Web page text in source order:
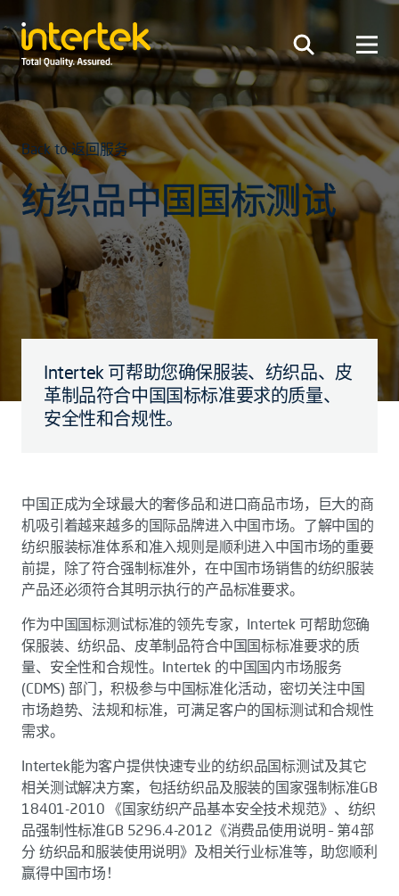
Back to 返回服务
纺织品中国国标测试
Intertek 可帮助您确保服装、纺织品、皮
革制品符合中国国标标准要求的质量、
安全性和合规性。
中国正成为全球最大的奢侈品和进口商品市场，巨大的商
机吸引着越来越多的国际品牌进入中国市场。了解中国的
纺织服装标准体系和准入规则是顺利进入中国市场的重要
前提，除了符合强制标准外，在中国市场销售的纺织服装
产品还必须符合其明示执行的产品标准要求。
作为中国国标测试标准的领先专家，Intertek 可帮助您确
保服装、纺织品、皮革制品符合中国国标标准要求的质
量、安全性和合规性。Intertek 的中国国内市场服务
(CDMS) 部门，积极参与中国标准化活动，密切关注中国
市场趋势、法规和标准，可满足客户的国标测试和合规性
需求。
Intertek能为客户提供快速专业的纺织品国标测试及其它
相关测试解决方案，包括纺织品及服装的国家强制标准GB
18401-2010 《国家纺织产品基本安全技术规范》、纺织
品强制性标准GB 5296.4-2012《消费品使用说明 – 第4部
分 纺织品和服装使用说明》及相关行业标准等，助您顺利
赢得中国市场！